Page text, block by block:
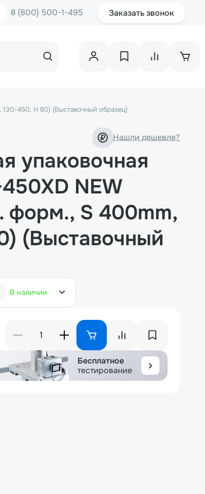
8 (800) 500-1-495 Заказать звонок
130-450, H 80) (Выставочный образец)
Нашли дешевле?
упаковочная
NEW
форм., S 400mm,
(Выставочный
В наличии
Бесплатное
тестирование